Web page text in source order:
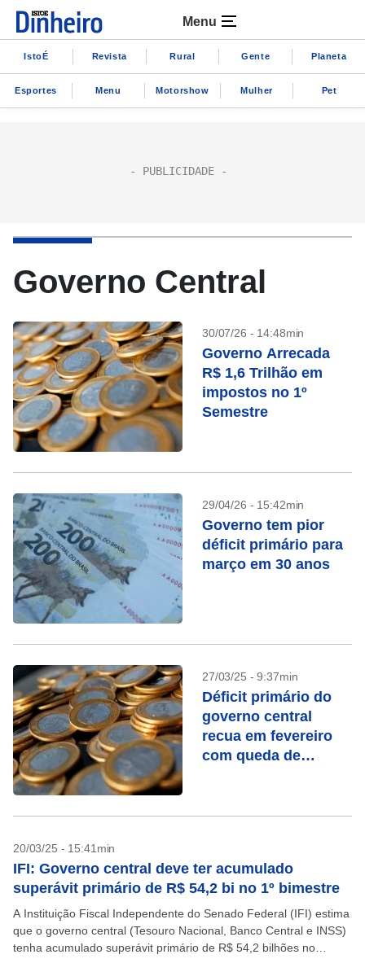
Menu
IstoÉ Revista Rural Gente Planeta
Esportes Menu Motorshow Mulher Pet
Governo Central
30/07/26 - 14:48min
Governo Arrecada
R$ 1,6 Trilhão em
impostos no 1º
Semestre
29/04/26 - 15:42min
Governo tem pior
déficit primário para
março em 30 anos
27/03/25 - 9:37min
Déficit primário do
governo central
recua em fevereiro
com queda de
20/03/25 - 15:41min
IFI: Governo central deve ter acumulado
superávit primário de R$ 54,2 bi no 1º bimestre
A Instituição Fiscal Independente do Senado Federal (IFI) estima
que o governo central (Tesouro Nacional, Banco Central e INSS)
tenha acumulado superávit primário de R$ 54,2 bilhões no